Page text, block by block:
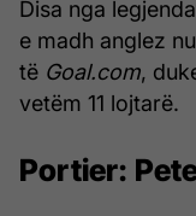
Disa nga
e madh anglez
të Goal.com,
vetëm 11 lojtarë.
Portier: